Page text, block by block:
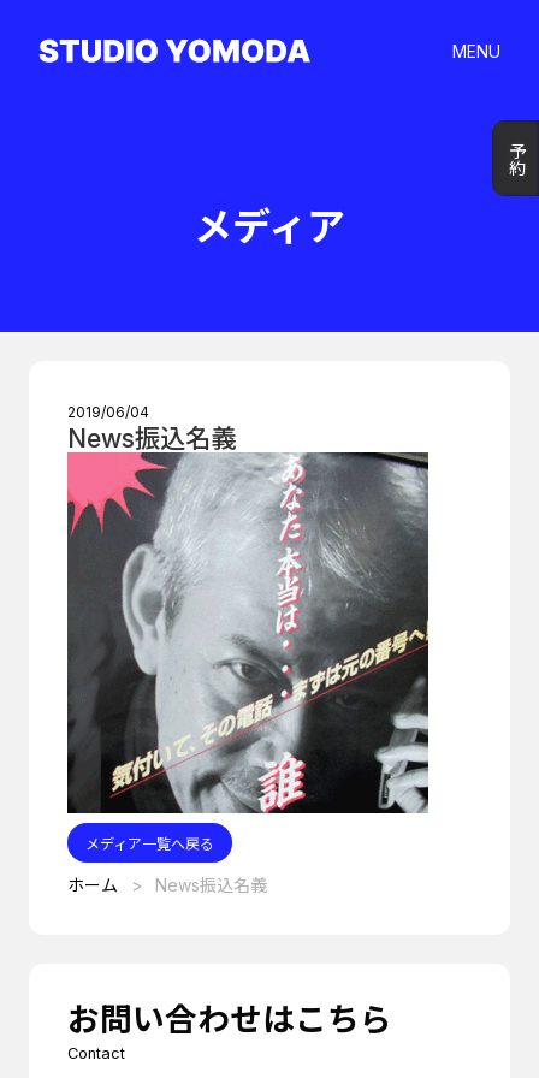
MENU
予約
予約
メディア
2019/06/04
News振込名義
メディア一覧へ戻る
ホーム News振込名義
お問い合わせはこちら
Contact